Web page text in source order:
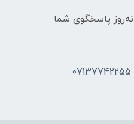
ساعت شبانه‌روز پاسخگوی شما